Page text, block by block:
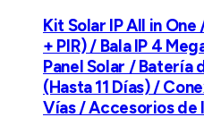
Kit Solar IP All in
+ PIR) / Bala IP 4
Panel Solar / Batería
(Hasta 11 Días) /
Vías / Accesorios de